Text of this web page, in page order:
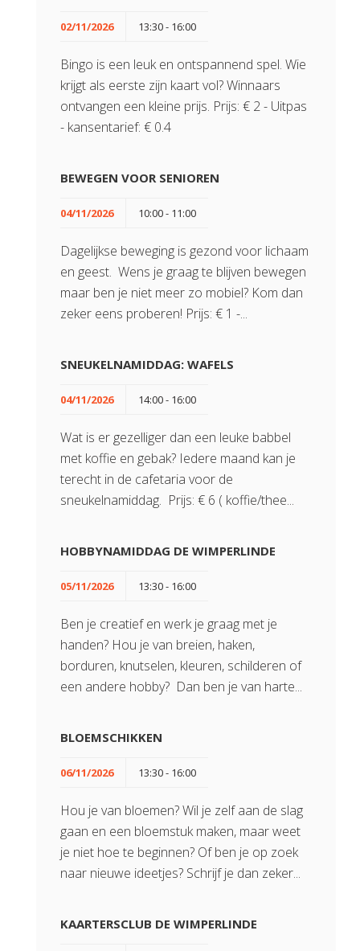
02/11/2026 13:30 - 16:00
Bingo is een leuk en ontspannend spel. Wie
krijgt als eerste zijn kaart vol? Winnaars
ontvangen een kleine prijs. Prijs: € 2 - Uitpas
- kansentarief: € 0.4
BEWEGEN VOOR SENIOREN
04/11/2026 10:00 - 11:00
Dagelijkse beweging is gezond voor lichaam
en geest. Wens je graag te blijven bewegen
maar ben je niet meer zo mobiel? Kom dan
zeker eens proberen! Prijs: € 1 -...
SNEUKELNAMIDDAG: WAFELS
04/11/2026 14:00 - 16:00
Wat is er gezelliger dan een leuke babbel
met koffie en gebak? Iedere maand kan je
terecht in de cafetaria voor de
sneukelnamiddag. Prijs: € 6 ( koffie/thee...
HOBBYNAMIDDAG DE WIMPERLINDE
05/11/2026 13:30 - 16:00
Ben je creatief en werk je graag met je
handen? Hou je van breien, haken,
borduren, knutselen, kleuren, schilderen of
een andere hobby? Dan ben je van harte...
BLOEMSCHIKKEN
06/11/2026 13:30 - 16:00
Hou je van bloemen? Wil je zelf aan de slag
gaan en een bloemstuk maken, maar weet
je niet hoe te beginnen? Of ben je op zoek
naar nieuwe ideetjes? Schrijf je dan zeker...
KAARTERSCLUB DE WIMPERLINDE